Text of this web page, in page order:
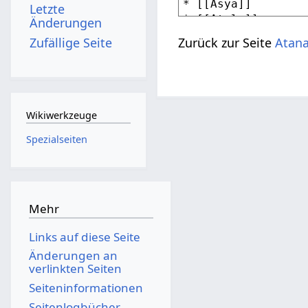
Zurück zur Seite
Letzte
Änderungen
Zufällige Seite
Wikiwerkzeuge
Spezialseiten
Mehr
Links auf diese Seite
Änderungen an
verlinkten Seiten
Seiten­­informationen